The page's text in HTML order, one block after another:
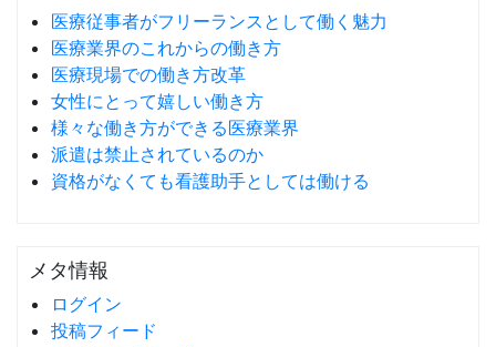
医療従事者がフリーランスとして働く魅力
医療業界のこれからの働き方
医療現場での働き方改革
女性にとって嬉しい働き方
様々な働き方ができる医療業界
派遣は禁止されているのか
資格がなくても看護助手としては働ける
メタ情報
ログイン
投稿フィード